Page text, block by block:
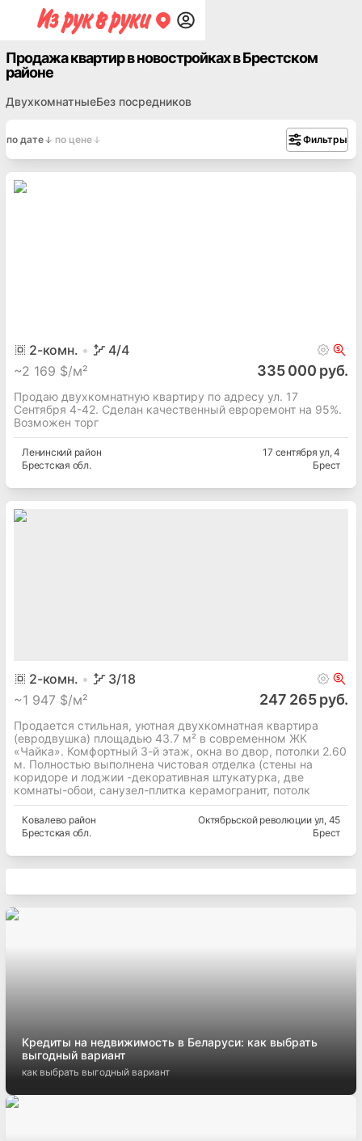
Продажа квартир в новостройках в Брестском
районе
ДвухкомнатныеБез посредников
по дате по цене Фильтры
2-комн. 4/4
~2 169 $/м² 335 000 руб.
Продаю двухкомнатную квартиру по адресу ул. 17
Сентября 4-42. Сделан качественный евроремонт на 95%.
Возможен торг
Ленинскийрайон
Брестская обл.
17 сентября ул, 4
Брест
2-комн. 3/18
~1 947 $/м² 247 265 руб.
Продается стильная, уютная двухкомнатная квартира
(евродвушка) площадью 43.7 м² в современном ЖК
«Чайка». Комфортный 3-й этаж, окна во двор, потолки 2.60
м. Полностью выполнена чистовая отделка (стены на
коридоре и лоджии -декоративная штукатурка, две
комнаты-обои, санузел-плитка керамогранит, потолк
Ковалево район
Брестская обл.
Октябрьской революции ул, 45
Брест
Кредиты на недвижимость в Беларуси: как выбрать
выгодный вариант
как выбрать выгодный вариант